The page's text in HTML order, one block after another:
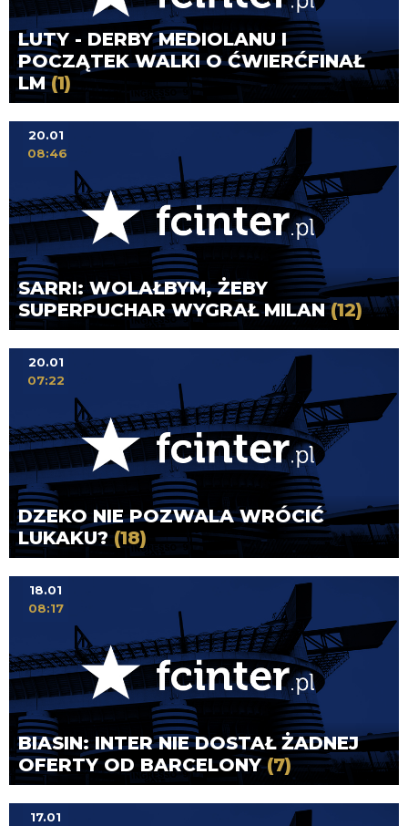
LUTY - DERBY MEDIOLANU I
POCZĄTEK WALKI O ĆWIERĆFINAŁ
LM(1)
SARRI: WOLAŁBYM, ŻEBY
SUPERPUCHAR WYGRAŁ MILAN(12)
20.01
08:46
DZEKO NIE POZWALA WRÓCIĆ
LUKAKU? (18)
20.01
07:22
BIASIN: INTER NIE DOSTAŁ ŻADNEJ
OFERTY OD BARCELONY(7)
18.01
08:17
17.01